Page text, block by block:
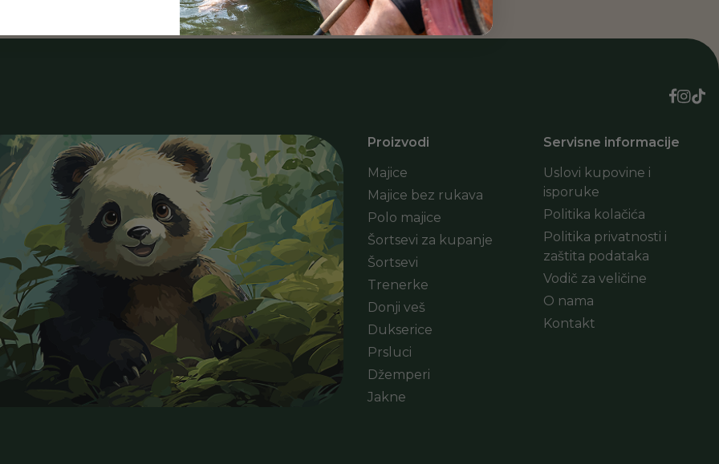
Proizvodi
Majice
Majice bez rukava
Polo majice
Šortsevi za kupanje
Šortsevi
Trenerke
Donji veš
Dukserice
Prsluci
Džemperi
Jakne
Servisne informacije
Uslovi kupovine i
isporuke
Politika kolačića
Politika privatnosti i
zaštita podataka
Vodič za veličine
O nama
Kontakt